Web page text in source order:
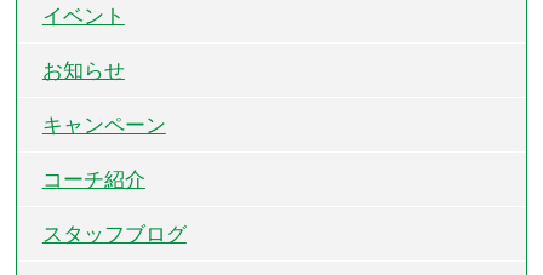
イベント
お知らせ
キャンペーン
コーチ紹介
スタッフブログ